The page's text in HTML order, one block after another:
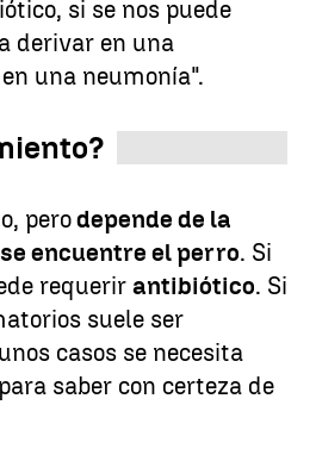
si se nos puede
derivar en una
una neumonía".
perodepende de la
encuentre el perro. Si
requerir antibiótico. Si
suele ser
casos se necesita
para saber con certeza de